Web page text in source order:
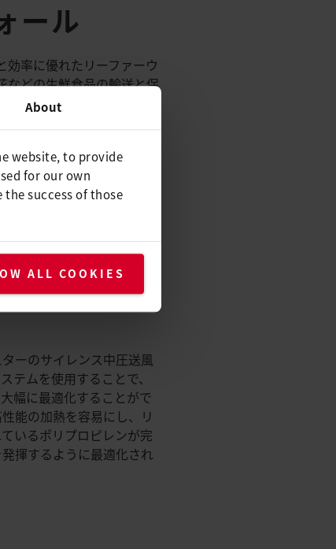
About
website, to provide
for our own
success of those
ALL COOKIES
ール
効率に優れたリーファーウ
などの生鮮食品の輸送と保
温度を積極的に調整し、
めには、製造プロセスに
による効
ーのサイレンス中圧送風
テムを使用することで、
幅に最適化することがで
能の加熱を容易にし、リ
いるポリプロピレンが完
揮するように最適化され